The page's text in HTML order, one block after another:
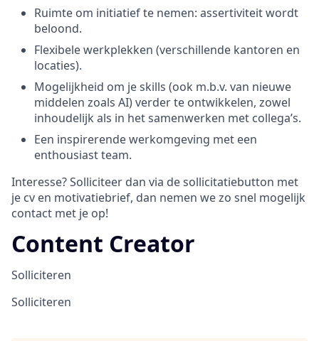
Ruimte om initiatief te nemen: assertiviteit wordt
beloond.
Flexibele werkplekken (verschillende kantoren en
locaties).
Mogelijkheid om je skills (ook m.b.v. van nieuwe
middelen zoals AI) verder te ontwikkelen, zowel
inhoudelijk als in het samenwerken met collega’s.
Een inspirerende werkomgeving met een
enthousiast team.
Interesse? Solliciteer dan via de sollicitatiebutton met
je cv en motivatiebrief, dan nemen we zo snel mogelijk
contact met je op!
Content Creator
Solliciteren
Solliciteren